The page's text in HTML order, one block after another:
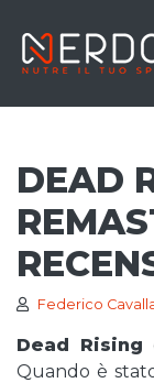
DEAD
Federico
Dead Rising
Quando è